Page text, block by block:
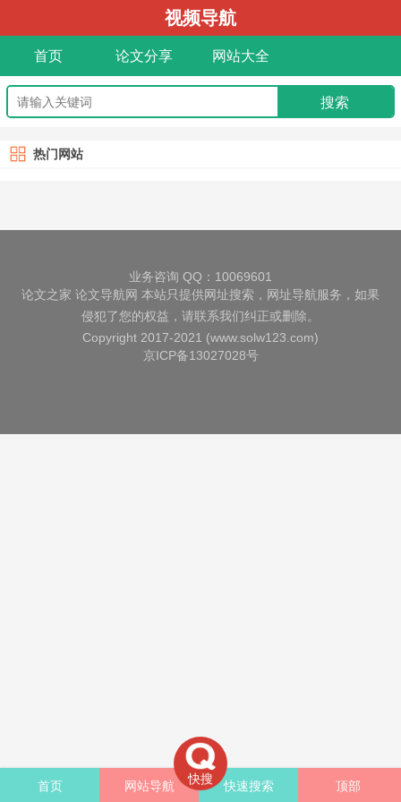
视频导航
首页 论文分享 网站大全
热门网站
快搜
首页 网站导航 快速搜索 顶部
业务咨询 QQ：10069601
论文之家 论文导航网 本站只提供网址搜索，网址导航服务，如果
侵犯了您的权益，请联系我们纠正或删除。
Copyright 2017-2021 (www.solw123.com)
京ICP备13027028号